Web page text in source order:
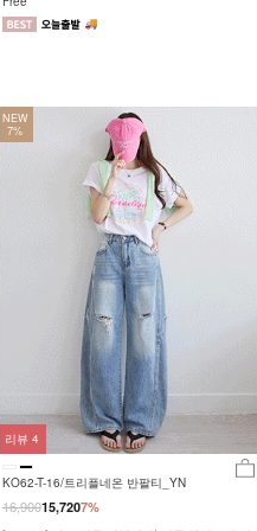
NEW
7%
KO62-T-16/트리플네온 반팔티_YN
7%
16,90015,720
리뷰 4